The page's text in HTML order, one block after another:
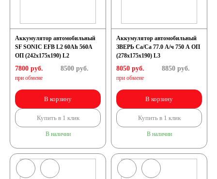
Аккумулятор автомобильный
SF SONIC EFB L2 60Ah 560A
ОП (242х175х190) L2
7800 руб.
при обмене
8500руб.
В корзину
Купить в 1 клик
В наличии
Аккумулятор автомобильный
ЗВЕРЬ Са/Са 77.0 А/ч 750 A ОП
(278x175x190) L3
8050 руб.
при обмене
8850руб.
В корзину
Купить в 1 клик
В наличии